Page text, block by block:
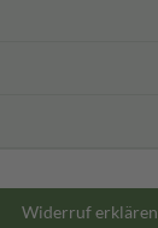
Widerruf erklären